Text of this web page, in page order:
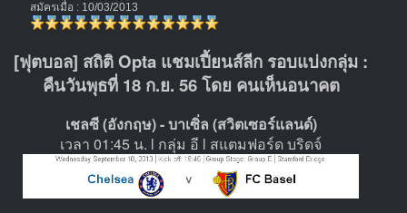
สมัครเมื่อ : 10/03/2013
[ฟุตบอล] สถิติ Opta แชมเปี้ยนส์ลีก รอบแบ่งกลุ่ม :
คืนวันพุธที่ 18 ก.ย. 56 โดย คนเห็นอนาคต
เชลซี (อังกฤษ) - บาเซิ่ล (สวิตเซอร์แลนด์)
เวลา 01:45 น. l กลุ่ม อี l สแตมฟอร์ด บริดจ์